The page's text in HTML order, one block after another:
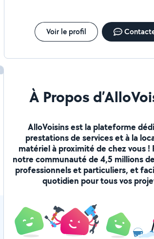
Voir le profil
À Propos
AlloVoisins est la plateforme
prestations de services et à la
matériel à proximité de chez vous !
notre communauté de 4,5 millions
professionnels et particuliers, et
quotidien pour tous vos